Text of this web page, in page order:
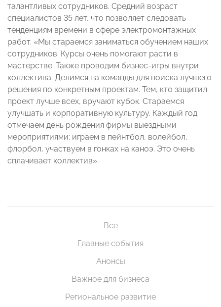
талантливых сотрудников. Средний возраст
специалистов 35 лет, что позволяет следовать
тенденциям времени в сфере электромонтажных
работ. «Мы стараемся заниматься обучением наших
сотрудников. Курсы очень помогают расти в
мастерстве. Также проводим бизнес-игры внутри
коллектива. Делимся на команды для поиска лучшего
решения по конкретным проектам. Тем, кто защитил
проект лучше всех, вручают кубок. Стараемся
улучшать и корпоративную культуру. Каждый год
отмечаем день рождения фирмы выездными
мероприятиями: играем в пейнтбол, волейбол,
флорбол, участвуем в гонках на каноэ. Это очень
сплачивает коллектив».
Все
Главные события
Анонсы
Важное для бизнеса
Региональное развитие